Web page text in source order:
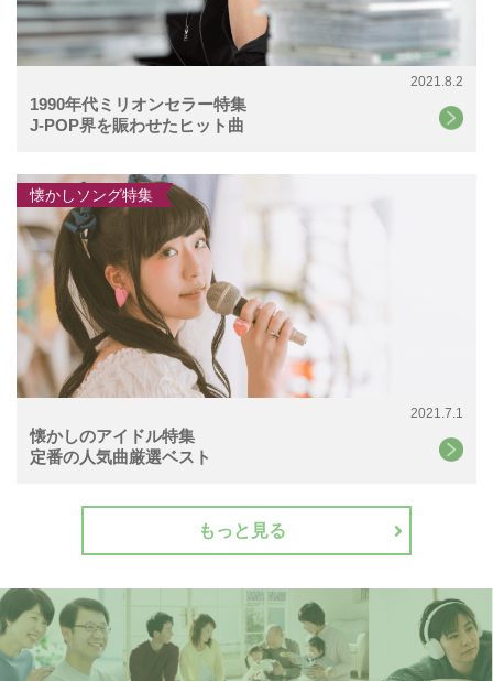
2021.8.2
1990年代ミリオンセラー特集
J-POP界を賑わせたヒット曲
2021.7.1
懐かしのアイドル特集
定番の人気曲厳選ベスト
懐かしソング特集
もっと見る